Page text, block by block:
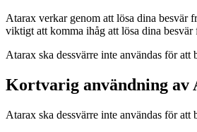
Atarax verkar genom att lösa dina besvär
viktigt att komma ihåg att lösa dina
Atarax ska dessvärre inte användas för
Kortvarig användning av
Atarax ska dessvärre inte användas för